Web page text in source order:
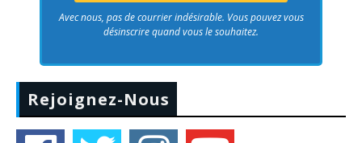
Avec nous, pas de courrier indésirable. Vous pouvez vous
désinscrire quand vous le souhaitez.
Rejoignez-Nous